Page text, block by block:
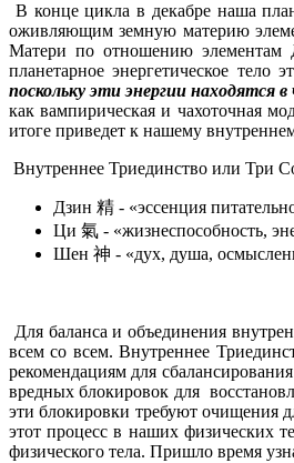
В конце цикла в декабре наша
оживляющим земную материю
Матери по отношению элементам
планетарное энергетическое
поскольку эти энергии находятся
как вампирическая и чахоточная
итоге приведет к нашему
Внутреннее Триединство или Три
Дзин 精 - «эссенция
Ци 氣 - «жизнеспособность,
Шен 神 - «дух, душа,
Для баланса и объединения
всем со всем. Внутреннее
рекомендациям для
вредных блокировок для
эти блокировки требуют очищения
этот процесс в наших физических
физического тела. Пришло время